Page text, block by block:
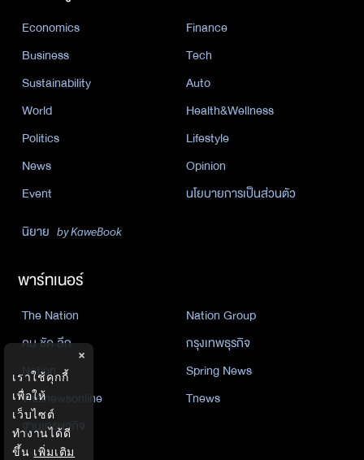
Economics
Finance
Business
Tech
Sustainability
Auto
World
Health&Wellness
Politics
Lifestyle
News
Opinion
Event
นโยบายการเป็นส่วนตัว
นิยาย by KaweBook
พาร์ทเนอร์
The Nation
Nation Group
คม ชัด ลึก
กรุงเทพธุรกิจ
Nation
Spring News
Thainewsonline
Tnews
ฐานเศรษฐกิจ
×
เราใช้คุกกี้
เพื่อให้
เว็บไซต์
ทำงานได้ดี
ขึ้น เพิ่มเติม